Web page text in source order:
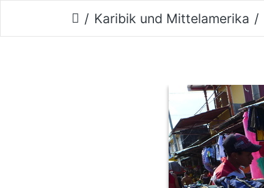
Karibik und Mittelamerika